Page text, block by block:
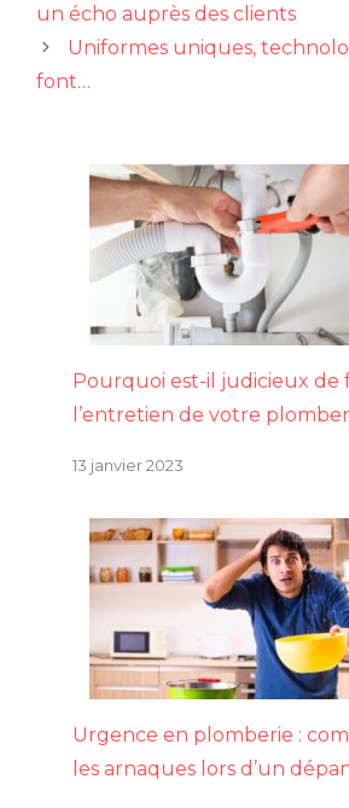
un écho auprès des clients
Uniformes uniques,
font…
Pourquoi est-il judicieux de
l’entretien de votre
13 janvier 2023
Urgence en plomberie :
les arnaques lors d’un